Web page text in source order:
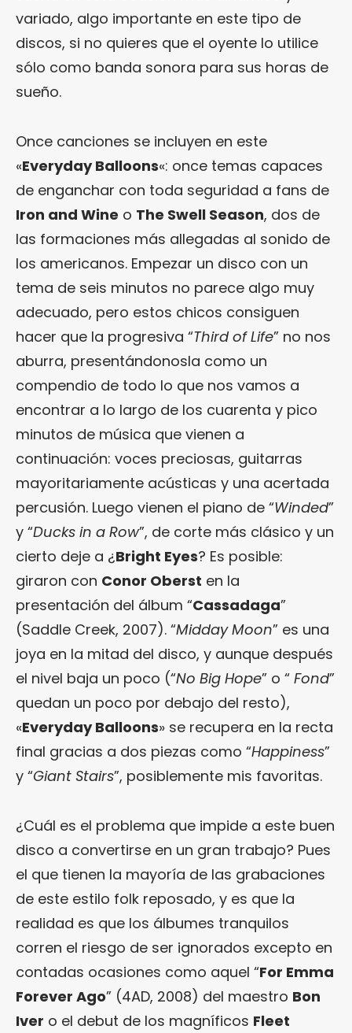
variado, algo importante en este tipo de
discos, si no quieres que el oyente lo utilice
sólo como banda sonora para sus horas de
sueño.
Once canciones se incluyen en este
«Everyday Balloons«: once temas capaces
de enganchar con toda seguridad a fans de
Iron and Wine o The Swell Season, dos de
las formaciones más allegadas al sonido de
los americanos. Empezar un disco con un
tema de seis minutos no parece algo muy
adecuado, pero estos chicos consiguen
hacer que la progresiva “Third of Life” no nos
aburra, presentándonosla como un
compendio de todo lo que nos vamos a
encontrar a lo largo de los cuarenta y pico
minutos de música que vienen a
continuación: voces preciosas, guitarras
mayoritariamente acústicas y una acertada
percusión. Luego vienen el piano de “Winded”
y “Ducks in a Row”, de corte más clásico y un
cierto deje a ¿Bright Eyes? Es posible:
giraron con Conor Oberst en la
presentación del álbum “Cassadaga”
(Saddle Creek, 2007). “Midday Moon” es una
joya en la mitad del disco, y aunque después
el nivel baja un poco (“No Big Hope” o “ Fond”
quedan un poco por debajo del resto),
«Everyday Balloons» se recupera en la recta
final gracias a dos piezas como “Happiness”
y “Giant Stairs”, posiblemente mis favoritas.
¿Cuál es el problema que impide a este buen
disco a convertirse en un gran trabajo? Pues
el que tienen la mayoría de las grabaciones
de este estilo folk reposado, y es que la
realidad es que los álbumes tranquilos
corren el riesgo de ser ignorados excepto en
contadas ocasiones como aquel “For Emma
Forever Ago” (4AD, 2008) del maestro Bon
Iver o el debut de los magníficos Fleet